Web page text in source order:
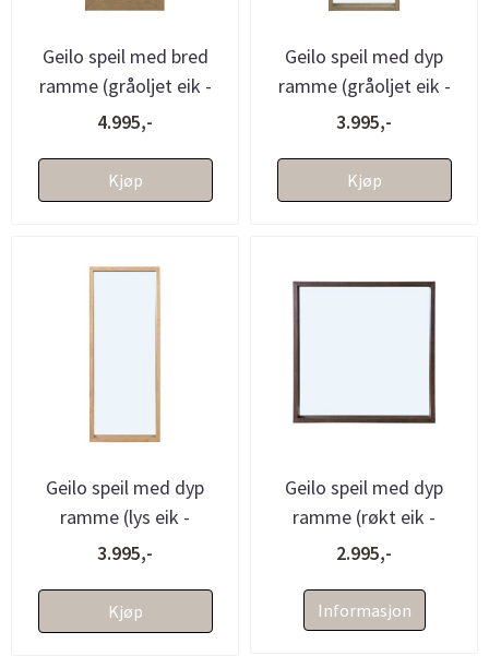
Geilo speil med bred
ramme (gråoljet eik -
90x200)
4.995,-
Kjøp
Geilo speil med dyp
ramme (gråoljet eik -
150x60x8)
3.995,-
Kjøp
Geilo speil med dyp
ramme (lys eik -
150x60x8)
3.995,-
Kjøp
Geilo speil med dyp
ramme (røkt eik -
70x70x8)
2.995,-
Informasjon